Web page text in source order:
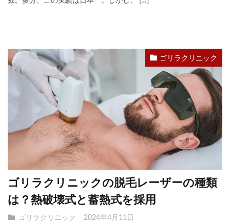
ゴリラクリニック
ゴリラクリニックの脱毛レーザーの種類
は？熱破壊式と蓄熱式を採用
ゴリラクリニック 2024年4月11日